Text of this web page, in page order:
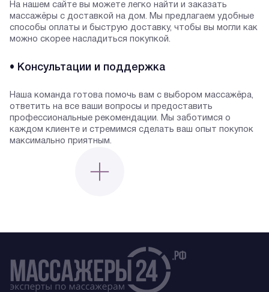
На нашем сайте вы можете легко найти и заказать
массажёры с доставкой на дом. Мы предлагаем удобные
способы оплаты и быструю доставку, чтобы вы могли как
можно скорее насладиться покупкой.
• Консультации и поддержка
Наша команда готова помочь вам с выбором массажёра,
ответить на все ваши вопросы и предоставить
профессиональные рекомендации. Мы заботимся о
каждом клиенте и стремимся сделать ваш опыт покупок
максимально приятным.